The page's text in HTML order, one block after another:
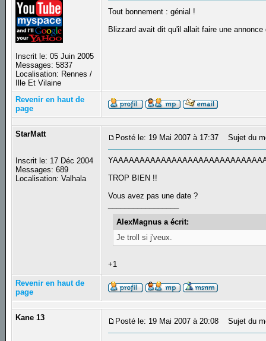
Inscrit le: 05 Juin 2005
Messages: 5837
Localisation: Rennes /
Ille Et Vilaine
Tout bonnement : génial !
Blizzard avait dit qu'il allait faire une
Revenir en haut de
page
StarMatt
Inscrit le: 17 Déc 2004
Messages: 689
Localisation: Valhala
Posté le: 19 Mai 2007 à 17:37 Sujet du
TROP BIEN !!
Vous avez pas une date ?
AlexMagnus a écrit:
Je troll si j'veux.
+1
Revenir en haut de
page
Kane 13 Posté le: 19 Mai 2007 à 20:08 Sujet du